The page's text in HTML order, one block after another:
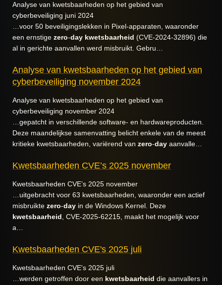
Analyse van kwetsbaarheden op het gebied van
cyberbeveiliging juni 2024
…voor 50 beveiligingslekken in Pixel-apparaten, waaronder
een ernstige zero-day kwetsbaarheid (CVE-2024-32896) die
al in gerichte aanvallen werd misbruikt. Gebru…
Analyse van kwetsbaarheden op het gebied van
cyberbeveiliging november 2024
Analyse van kwetsbaarheden op het gebied van
cyberbeveiliging november 2024
…gepatcht in verschillende software- en hardwareproducten.
Deze maandelijkse samenvatting belicht enkele van de meest
kritieke kwetsbaarheden, variërend van zero-day aanvalle…
Kwetsbaarheden CVE’s 2025 november
Kwetsbaarheden CVE’s 2025 november
…uitgebracht voor 63 kwetsbaarheden, waaronder een actief
misbruikte zero-day in de Windows Kernel. Deze
kwetsbaarheid , CVE-2025-62215, maakt het mogelijk voor
a…
Kwetsbaarheden CVE's 2025 juli
Kwetsbaarheden CVE's 2025 juli
…werden getroffen door een kwetsbaarheid die aanvallers in